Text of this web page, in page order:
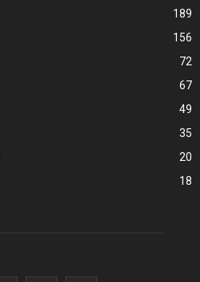
189
156
72
67
49
35
20
18